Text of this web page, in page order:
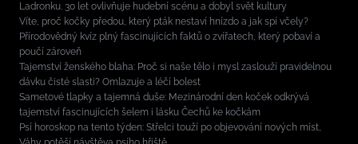
Ladronku. 30 let ovlivňuje hudební scénu a dobyl svět kultury
Víte, proč kočky předou, který pták nestaví hnízdo a jak spí včely?
Přírodovědný kvíz plný fascinujících faktů o zvířatech, který pobaví a
poučí zároveň
Tajemství ženského blaha: Proč si naše tělo i mysl zaslouží pravidelnou
dávku čisté slasti? Omlazuje a léčí bolest
Sametové tlapky a tajemná duše: Mezinárodní den koček odkrývá
tajemství fascinujících šelem i lásku Čechů ke kočkám
Psí horoskop na tento týden: Střelci touží po objevování nových míst,